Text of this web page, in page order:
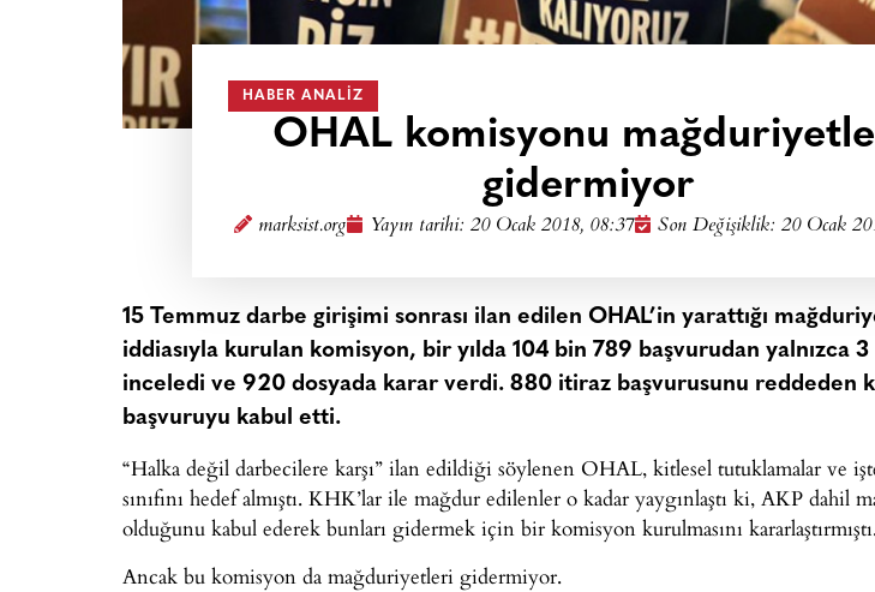
HABER ANALIZ
OHAL komisyonu
gidermiyor
marksist.org Yayın tarihi: 20 Ocak 2018, 08:37 Son Değişiklik: 20 Ocak
15 Temmuz darbe girişimi sonrası ilan edilen OHAL’in yarattığı
iddiasıyla kurulan komisyon, bir yılda 104 bin 789 başvurudan yalnızca 3
inceledi ve 920 dosyada karar verdi. 880 itiraz başvurusunu reddeden
başvuruyu kabul etti.
“Halka değil darbecilere karşı” ilan edildiği söylenen OHAL, kitlesel tutuklamalar ve
sınıfını hedef almıştı. KHK’lar ile mağdur edilenler o kadar yaygınlaştı ki, AKP dahil
olduğunu kabul ederek bunları gidermek için bir komisyon kurulmasını
Ancak bu komisyon da mağduriyetleri gidermiyor.